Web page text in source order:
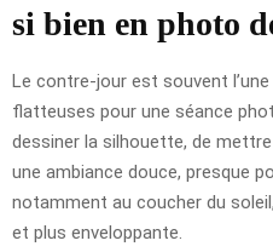
si bien en photo
Le contre-jour est souvent
flatteuses pour une séance
dessiner la silhouette, de
une ambiance douce, presque
notamment au coucher du
et plus enveloppante.